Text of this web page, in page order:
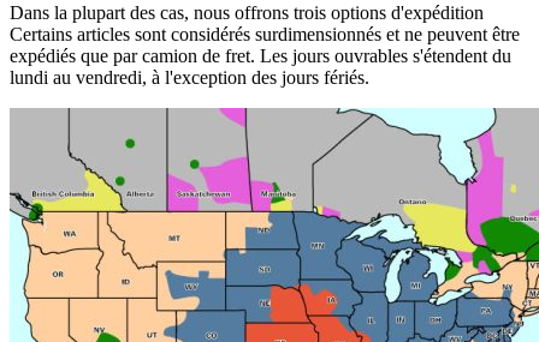
Dans la plupart des cas, nous offrons trois options d'expédition
Certains articles sont considérés surdimensionnés et ne peuvent être
expédiés que par camion de fret. Les jours ouvrables s'étendent du
lundi au vendredi, à l'exception des jours fériés.